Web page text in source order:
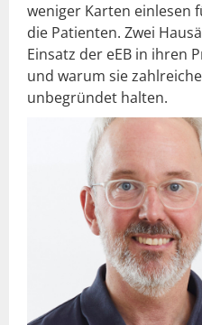
weniger Karten einlesen
die Patienten. Zwei
Einsatz der eEB in ihren
und warum sie
unbegründet halten.